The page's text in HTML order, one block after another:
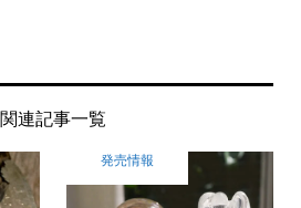
関連記事一覧
発売情報